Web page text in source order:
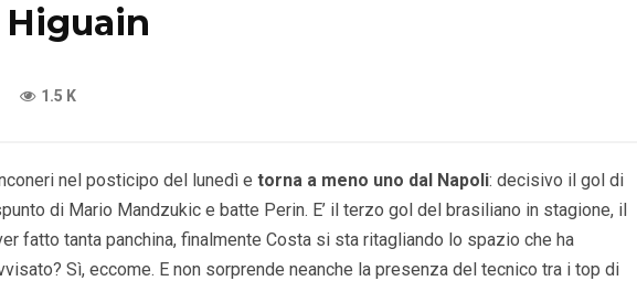
1.5 K
nel posticipo del lunedì e torna a meno uno dal Napoli: decisivo il gol di
di Mario Mandzukic e batte Perin. E’ il terzo gol del brasiliano in stagione, il
fatto tanta panchina, finalmente Costa si sta ritagliando lo spazio che ha
Sì, eccome. E non sorprende neanche la presenza del tecnico tra i top di